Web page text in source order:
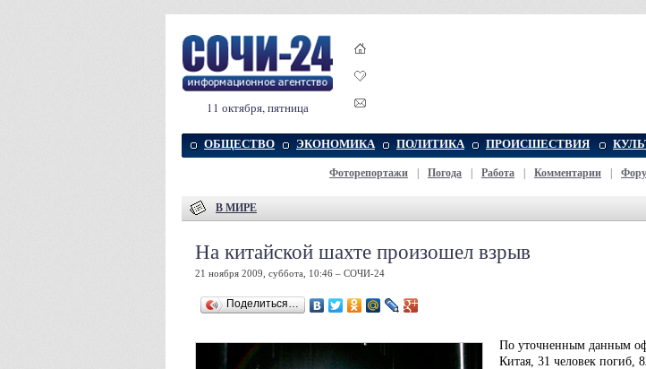
11 октября, пятница
ОБЩЕСТВО ЭКОНОМИКА ПОЛИТИКА ПРОИСШЕСТВИЯ
Фоторепортажи Погода Работа Комментарии
В МИРЕ
На китайской шахте произошел взрыв
21 ноября 2009, суббота, 10:46 – СОЧИ-24
Поделиться…
По уточненным данным
Китая, 31 человек погиб,